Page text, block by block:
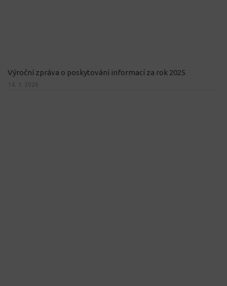
Výroční zpráva o poskytování informací za rok 2025
14. 1. 2026